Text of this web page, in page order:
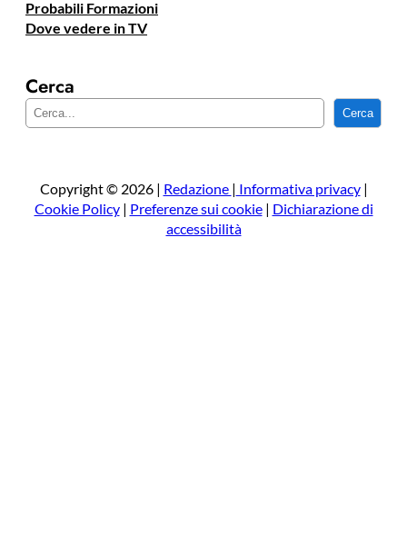
Probabili Formazioni
Dove vedere in TV
Cerca
e
a
Cerca
Copyright © 2026 | Redazione | Informativa privacy|
Cookie Policy| Preferenze sui cookie| Dichiarazione di
accessibilità